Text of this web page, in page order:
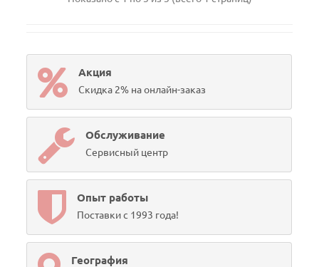
Акция
Скидка 2% на онлайн-заказ
Обслуживание
Сервисный центр
Опыт работы
Поставки с 1993 года!
География